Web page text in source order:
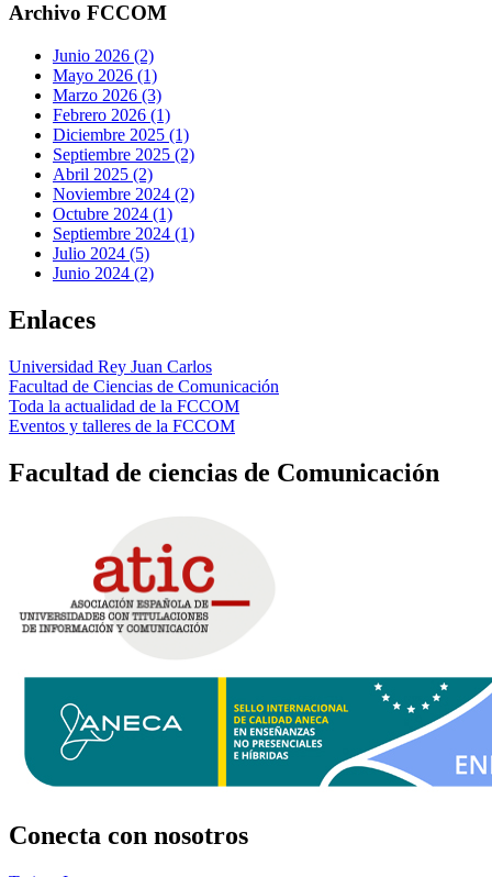
Archivo FCCOM
Junio 2026 (2)
Mayo 2026 (1)
Marzo 2026 (3)
Febrero 2026 (1)
Diciembre 2025 (1)
Septiembre 2025 (2)
Abril 2025 (2)
Noviembre 2024 (2)
Octubre 2024 (1)
Septiembre 2024 (1)
Julio 2024 (5)
Junio 2024 (2)
Enlaces
Universidad Rey Juan Carlos
Facultad de Ciencias de Comunicación
Toda la actualidad de la FCCOM
Eventos y talleres de la FCCOM
Facultad de ciencias de Comunicación
Conecta con nosotros